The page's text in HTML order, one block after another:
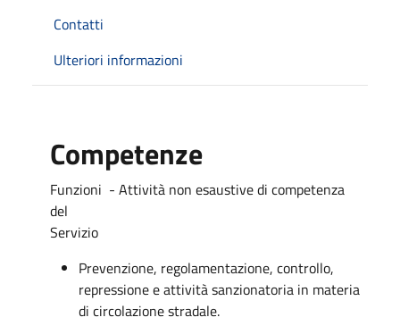
Contatti
Ulteriori informazioni
Competenze
Funzioni - Attività non esaustive di competenza
del
Servizio
Prevenzione, regolamentazione, controllo,
repressione e attività sanzionatoria in materia
di circolazione stradale.